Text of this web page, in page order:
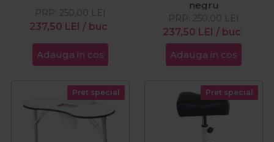
237,50 LEI / buc
PRP: 250,00 LEI
Adauga in cos
negru
237,50 LEI / buc
PRP: 250,00 LEI
Adauga in cos
Pret special Pret special